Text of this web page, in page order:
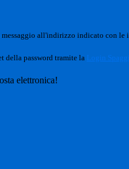
all'indirizzo indicato con le
della password tramite la Login
elettronica!